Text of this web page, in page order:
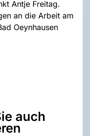
Antje Freitag.
an die Arbeit am
Oeynhausen
auch